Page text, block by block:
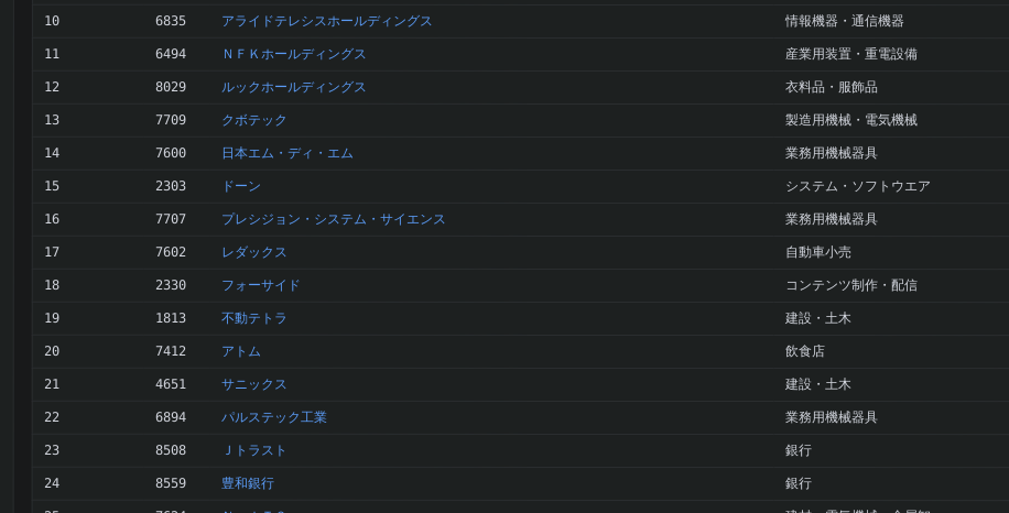
10 6835 アライドテレシスホールディングス 情報機器・通信機器
11 6494 ＮＦＫホールディングス 産業用装置・重電設備
12 8029 ルックホールディングス 衣料品・服飾品
13 7709 クボテック 製造用機械・電気機械
14 7600 日本エム・ディ・エム 業務用機械器具
15 2303 ドーン システム・ソフトウエア
16 7707 プレシジョン・システム・サイエンス 業務用機械器具
17 7602 レダックス 自動車小売
18 2330 フォーサイド コンテンツ制作・配信
19 1813 不動テトラ 建設・土木
20 7412 アトム 飲食店
21 4651 サニックス 建設・土木
22 6894 パルステック工業 業務用機械器具
23 8508 Ｊトラスト 銀行
24 8559 豊和銀行 銀行